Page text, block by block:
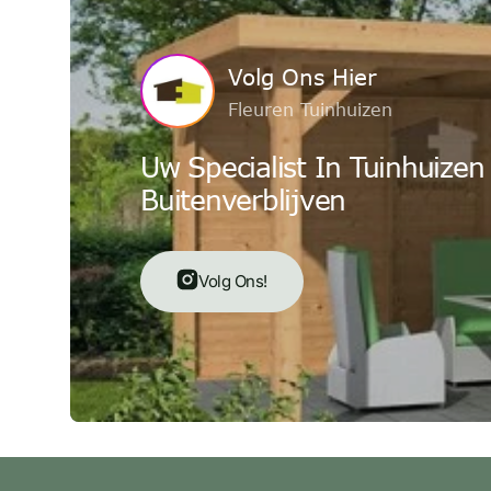
Volg Ons Hier
Fleuren Tuinhuizen
Uw Specialist In Tuinhuizen
Buitenverblijven
Volg Ons!